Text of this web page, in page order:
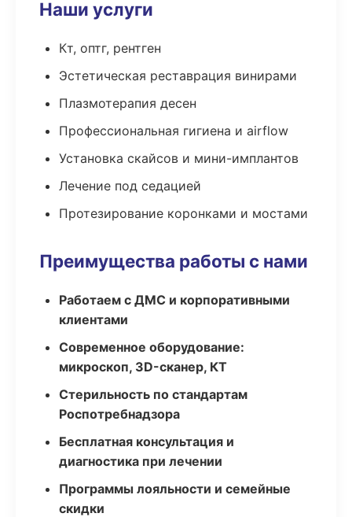
Наши услуги
Кт, оптг, рентген
Эстетическая реставрация винирами
Плазмотерапия десен
Профессиональная гигиена и airflow
Установка скайсов и мини-имплантов
Лечение под седацией
Протезирование коронками и мостами
Преимущества работы с нами
Работаем с ДМС и корпоративными
клиентами
Современное оборудование:
микроскоп, 3D-сканер, КТ
Стерильность по стандартам
Роспотребнадзора
Бесплатная консультация и
диагностика при лечении
Программы лояльности и семейные
скидки